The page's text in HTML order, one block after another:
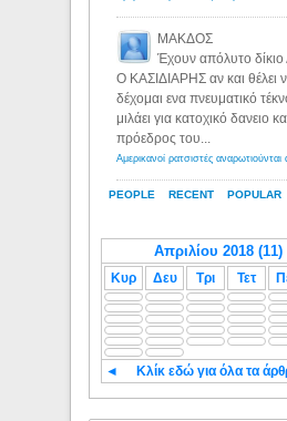
PEOPLE RECENT POPULAR
ΜΑΚΔΟΣ
Έχουν απόλυτο
Ο ΚΑΣΙΔΙΑΡΗΣ αν και θέλει
δέχομαι ενα πνευματικό
μιλάει για κατοχικό δανειο
πρόεδρος του...
Κυρ Δευ Τρι Τετ
◄ Κλίκ εδώ για όλα τα